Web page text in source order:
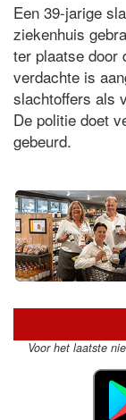
Een 39-jarige
ziekenhuis
ter plaatse door
verdachte is
slachtoffers als
De politie doet
gebeurd.
Voor het laatste